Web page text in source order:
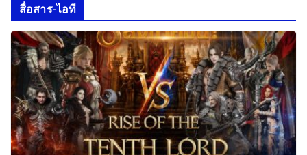
สื่อสาร-ไอที